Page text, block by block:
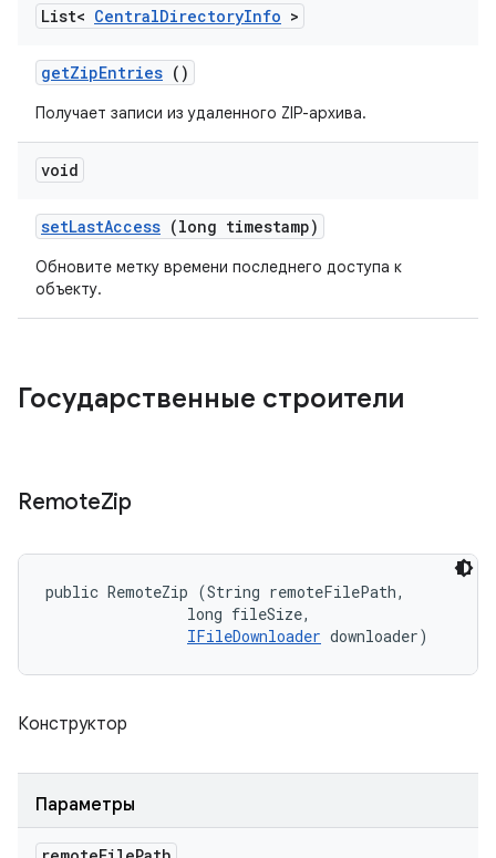
List< CentralDirectoryInfo >
getZipEntries ()
Получает записи из удаленного ZIP-архива.
void
setLastAccess (long timestamp)
Обновите метку времени последнего доступа к
объекту.
Государственные строители
RemoteZip
public RemoteZip (String remoteFilePath,
                long fileSize,
IFileDownloader downloader)
Конструктор
Параметры